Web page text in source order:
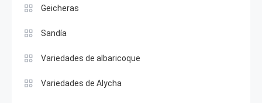
Geicheras
Sandía
Variedades de albaricoque
Variedades de Alycha